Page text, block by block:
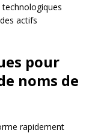
actifs
pour
noms de
rapidement